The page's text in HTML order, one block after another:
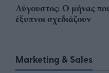
Αύγουστος: Ο μήνας που
έξυπνοι σχεδιάζουν
Marketing & Sales